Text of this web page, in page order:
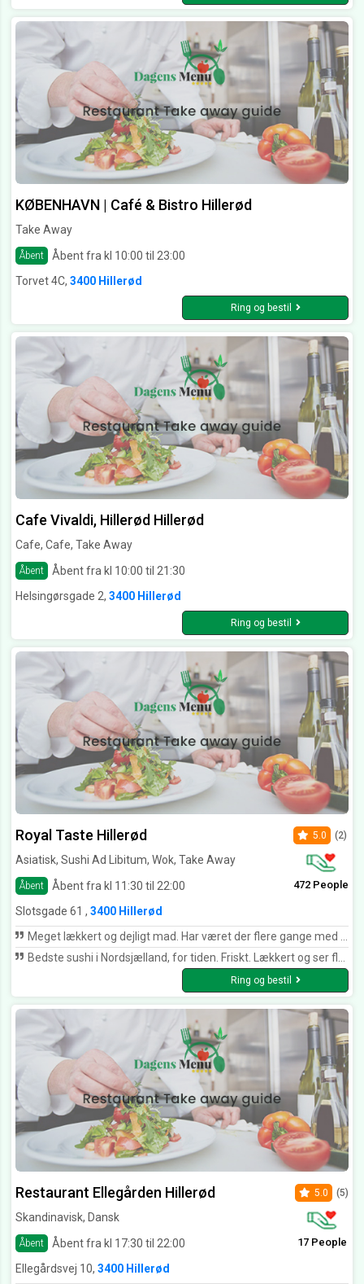
KØBENHAVN | Café & Bistro Hillerød
Take Away
Åbent
Åbent fra kl 10:00 til 23:00
Torvet 4C, 3400 Hillerød
Ring og bestil
Cafe Vivaldi, Hillerød Hillerød
Cafe, Cafe, Take Away
Åbent
Åbent fra kl 10:00 til 21:30
Helsingørsgade 2, 3400 Hillerød
Ring og bestil
Royal Taste Hillerød
Asiatisk, Sushi Ad Libitum, Wok, Take Away
Åbent Åbent fra kl 11:30 til 22:00
5.0 (2)
472 People
Slotsgade 61 , 3400 Hillerød
Meget lækkert og dejligt mad. Har været der flere gange med familie,og altid i top
Bedste sushi i Nordsjælland, for tiden. Friskt. Lækkert og ser flot ud. Sødt og smilende personale.
Ring og bestil
Restaurant Ellegården Hillerød
Skandinavisk, Dansk
Åbent Åbent fra kl 17:30 til 22:00
5.0 (5)
17 People
Ellegårdsvej 10, 3400 Hillerød